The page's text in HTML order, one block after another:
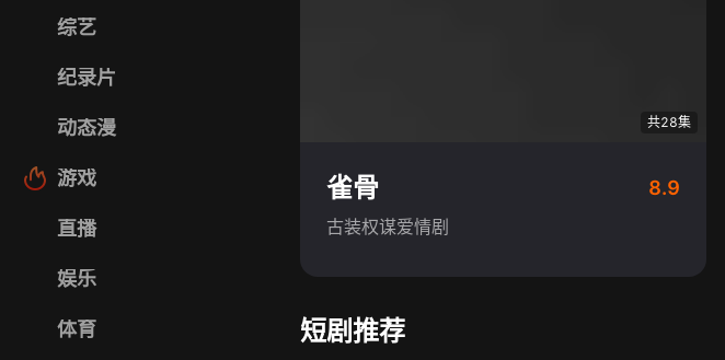
综艺
纪录片
动态漫
游戏
直播
娱乐
体育
共28集
雀骨 8.9
古装权谋爱情剧
短剧推荐